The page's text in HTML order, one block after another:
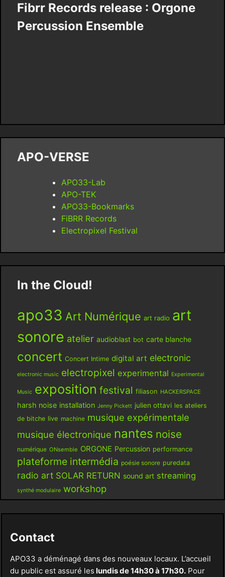
Fibrr Records release : Orgone
Percussion Ensemble
APO-VERSE
APO33-Lab
APO-TEK
APO33-Bookmarks
FiBRR Records
Electropixel Festival
In the Cloud!
apo33 Art Numérique art radio art
sonore atelier audioblast bot carte blanche
concert Concert Intime digital art electronic
electronic music electropixel experimental Experimental
Music exposition festival filiason HACKERSPACE
harsh noise installation Jenny Pickett julien ottavi les ateliers
de bitche live machine musique expérimentale
musique électronique nantes noise
numérique ONsemble ORGONE Percussion performance
plateforme intermédia poésie sonore puredata
radio art SOLAR RETURN sound art streaming
synthé modulaire workshop
Contact
APO33 a déménagé dans des nouveaux locaux. L’accueil
du public est assuré les lundis de 14h30 à 17h30.Pour